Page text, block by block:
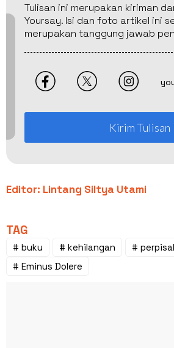
Tulisan ini merupakan kiriman
Yoursay. Isi dan foto artikel ini
merupakan tanggung jawab
Kirim Tulisan
Editor: Lintang Siltya Utami
TAG
# buku # kehilangan
#
# Eminus Dolere